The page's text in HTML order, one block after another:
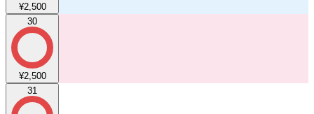
¥2,500
30
¥2,500
31